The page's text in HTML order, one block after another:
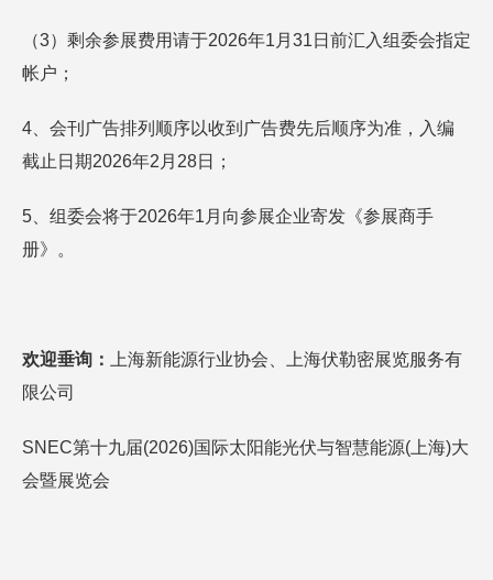
（3）剩余参展费用请于2026年1月31日前汇入组委会指定
帐户；
4、会刊广告排列顺序以收到广告费先后顺序为准，入编
截止日期2026年2月28日；
5、组委会将于2026年1月向参展企业寄发《参展商手
册》。
欢迎垂询：
上海新能源行业协会、上海伏勒密展览服务有
限公司
SNEC第十九届(2026)国际太阳能光伏与智慧能源(上海)大
会暨展览会